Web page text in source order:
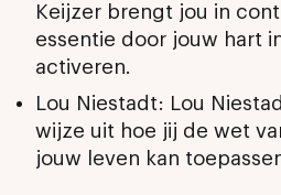
Keijzer brengt jou in
essentie door jouw hart
activeren.
Lou Niestadt: Lou
wijze uit hoe jij de wet
jouw leven kan